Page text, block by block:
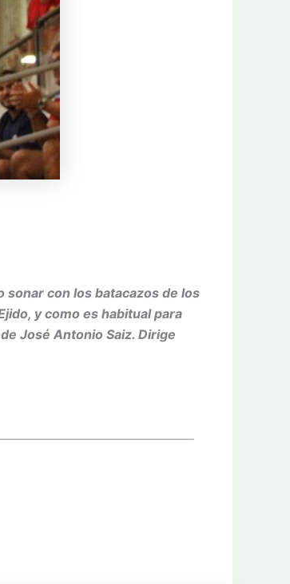
con los batacazos de los
y como es habitual para
José Antonio Saiz. Dirige